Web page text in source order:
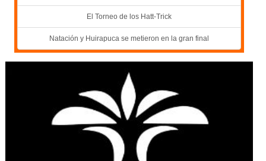
El Torneo de los Hatt-Trick
Natación y Huirapuca se metieron en la gran final